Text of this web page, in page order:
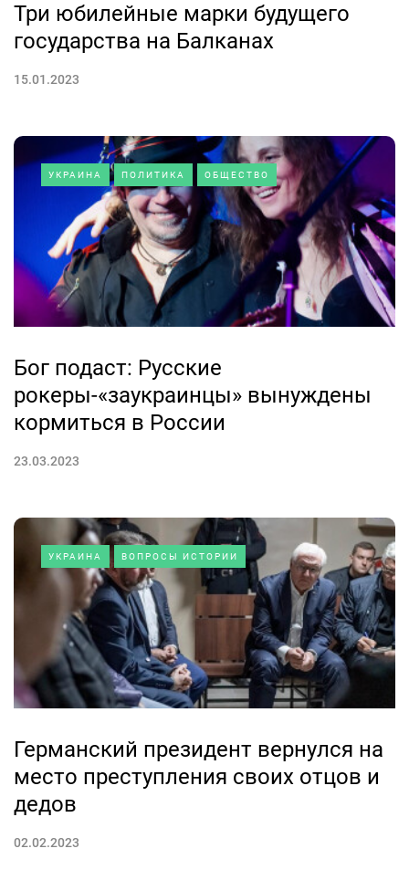
Три юбилейные марки будущего
государства на Балканах
15.01.2023
УКРАИНА ПОЛИТИКА ОБЩЕСТВО
Бог подаст: Русские
рокеры-«заукраинцы» вынуждены
кормиться в России
23.03.2023
УКРАИНА ВОПРОСЫ ИСТОРИИ
Германский президент вернулся на
место преступления своих отцов и
дедов
02.02.2023